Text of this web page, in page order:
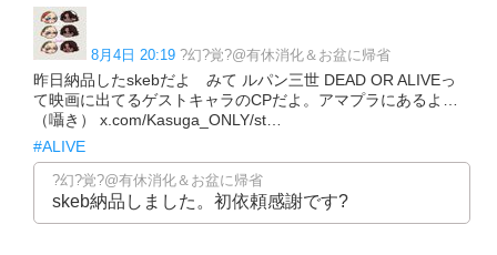
8月4日 20:19 ?幻?覚?@有休消化＆お盆に帰省
昨日納品したskebだよ みて ルパン三世 DEAD OR ALIVEっ
て映画に出てるゲストキャラのCPだよ。アマプラにあるよ…
（囁き） x.com/Kasuga_ONLY/st…
#ALIVE
?幻?覚?@有休消化＆お盆に帰省
skeb納品しました。初依頼感謝です?